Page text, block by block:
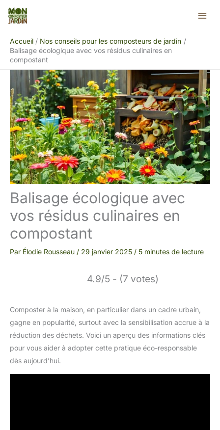
Aller
Accueil
Nos conseils pour les composteurs de jardin
Balisage écologique avec vos résidus culinaires en
compostant
Balisage écologique avec
vos résidus culinaires en
compostant
Par Élodie Rousseau / 29 janvier 2025 / 5 minutes de lecture
4.9/5 - (7 votes)
Composter à la maison, en particulier dans un cadre urbain,
gagne en popularité, surtout avec la sensibilisation accrue à la
réduction des déchets. Voici un aperçu des informations clés
pour vous aider à adopter cette pratique éco-responsable
dès aujourd’hui.
Rechercher